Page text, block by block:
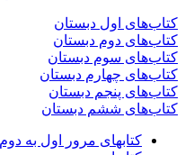
کتاب‌های اول دبستان
کتاب‌های دوم دبستان
کتاب‌های سوم دبستان
کتاب‌های چهارم دبستان
کتاب‌های پنجم دبستان
کتاب‌های ششم دبستان
کتابهای مرور اول به دوم